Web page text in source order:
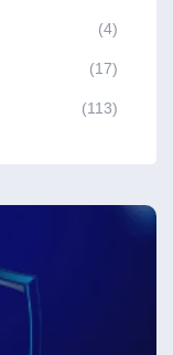
(4)
(17)
(113)